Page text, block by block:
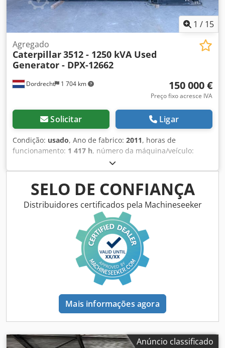
1 / 15
Dordrecht 1 704 km
Agregado
Caterpillar3512 - 1250 kVA Used
Generator - DPX-12662
150 000 €
Preço fixo acresce IVA
Solicitar Ligar
Condição: usado, Ano de fabrico: 2011, horas de
funcionamento: 1 417 h, número da máquina/veículo:
, tipo de combustível:
motores:Caterpillar 3512, Finalidade de utilização:
construção civil Peso em vazio: 14.000 kg Potência do
gerador: 1.250 kVA Credpfxszn Erls Al Ief Dimensões da
área de carga: 565 x 220 x 230 cm País de fabricação: EUA
Contacte a equipa DPX para obter mais informações. =
Outras opções e acessórios = - Painel de controlo
SELO DE CONFIANÇA
Distribuidores certificados pela Machineseeker
Mais informações agora
Anúncio classificado